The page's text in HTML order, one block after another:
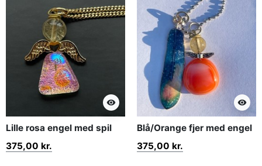
visibility
Lille rosa engel med spil
375,00 kr.
visibility
Blå/Orange fjer med engel
375,00 kr.